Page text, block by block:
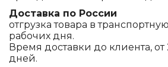
Доставка по России
отгрузка товара в
рабочих дня.
Время доставки до клиента, от
дней.